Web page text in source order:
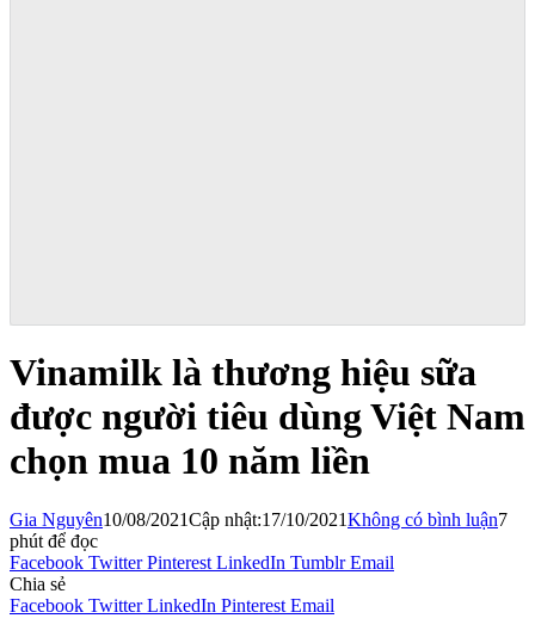
Vinamilk là thương hiệu sữa
được người tiêu dùng Việt Nam
chọn mua 10 năm liền
Gia Nguyên10/08/2021Cập nhật:17/10/2021Không có bình luận7
phút để đọc
Facebook Twitter Pinterest LinkedIn Tumblr Email
Chia sẻ
Facebook Twitter LinkedIn Pinterest Email